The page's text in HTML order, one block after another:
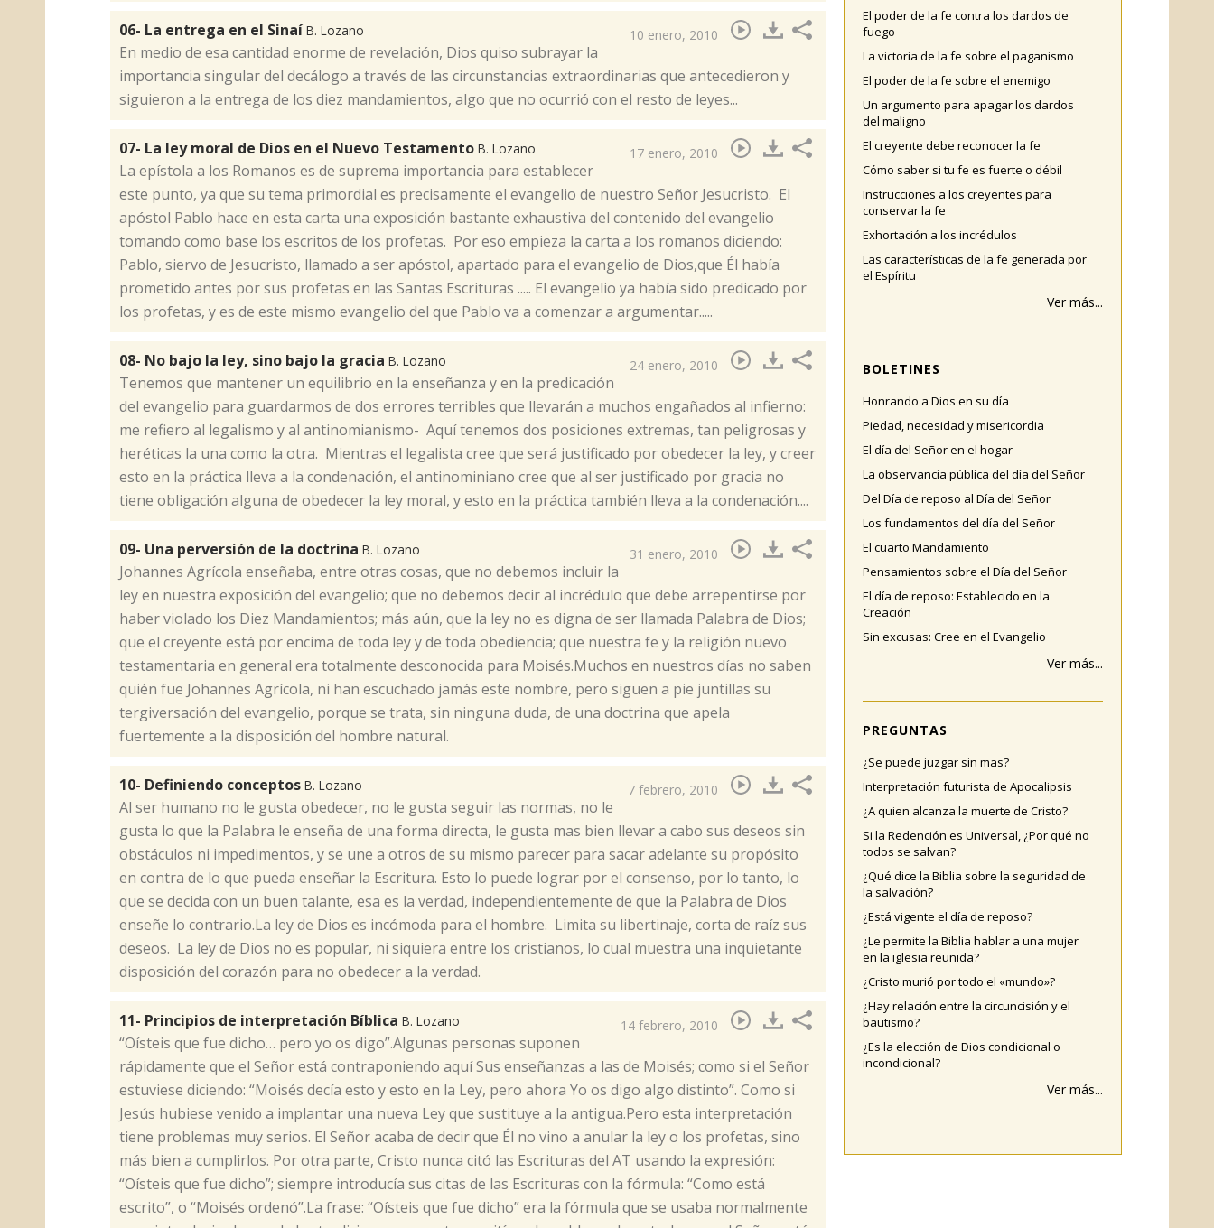
06- La entrega en el Sinaí B. Lozano 10 enero, 2010
​En medio de esa cantidad enorme de revelación, Dios quiso subrayar la
importancia singular del decálogo a través de las circunstancias extraordinarias que antecedieron y
siguieron a la entrega de los diez mandamientos, algo que no ocurrió con el resto de leyes...
07- La ley moral de Dios en el Nuevo Testamento B. Lozano 17 enero, 2010
​​La epístola a los Romanos es de suprema importancia para establecer
este punto, ya que su tema primordial es precisamente el evangelio de nuestro Señor Jesucristo. El
apóstol Pablo hace en esta carta una exposición bastante exhaustiva del contenido del evangelio
tomando como base los escritos de los profetas. Por eso empieza la carta a los romanos diciendo:
Pablo, siervo de Jesucristo, llamado a ser apóstol, apartado para el evangelio de Dios,que Él había
prometido antes por sus profetas en las Santas Escrituras ..... El evangelio ya había sido predicado por
los profetas, y es de este mismo evangelio del que Pablo va a comenzar a argumentar.....
08- No bajo la ley, sino bajo la gracia B. Lozano 24 enero, 2010
​Tenemos que mantener un equilibrio en la enseñanza y en la predicación
del evangelio para guardarmos de dos errores terribles que llevarán a muchos engañados al infierno:
me refiero al legalismo y al antinomianismo- Aquí tenemos dos posiciones extremas, tan peligrosas y
heréticas la una como la otra. Mientras el legalista cree que será justificado por obedecer la ley, y creer
esto en la práctica lleva a la condenación, el antinominiano cree que al ser justificado por gracia no
tiene obligación alguna de obedecer la ley moral, y esto en la práctica también lleva a la condenación....
09- Una perversión de la doctrina B. Lozano 31 enero, 2010
​Johannes Agrícola enseñaba, entre otras cosas, que no debemos incluir la
ley en nuestra exposición del evangelio; que no debemos decir al incrédulo que debe arrepentirse por
haber violado los Diez Mandamientos; más aún, que la ley no es digna de ser llamada Palabra de Dios;
que el creyente está por encima de toda ley y de toda obediencia; que nuestra fe y la religión nuevo
testamentaria en general era totalmente desconocida para Moisés.Muchos en nuestros días no saben
quién fue Johannes Agrícola, ni han escuchado jamás este nombre, pero siguen a pie juntillas su
tergiversación del evangelio, porque se trata, sin ninguna duda, de una doctrina que apela
fuertemente a la disposición del hombre natural.
10- Definiendo conceptos B. Lozano 7 febrero, 2010
Al ser humano no le gusta obedecer, no le gusta seguir las normas, no le
gusta lo que la Palabra le enseña de una forma directa, le gusta mas bien llevar a cabo sus deseos sin
obstáculos ni impedimentos, y se une a otros de su mismo parecer para sacar adelante su propósito
en contra de lo que pueda enseñar la Escritura. Esto lo puede lograr por el consenso, por lo tanto, lo
que se decida con un buen talante, esa es la verdad, independientemente de que la Palabra de Dios
enseñe lo contrario.La ley de Dios es incómoda para el hombre. Limita su libertinaje, corta de raíz sus
deseos. La ley de Dios no es popular, ni siquiera entre los cristianos, lo cual muestra una inquietante
disposición del corazón para no obedecer a la verdad.
11- Principios de interpretación Bíblica B. Lozano 14 febrero, 2010
​“Oísteis que fue dicho… pero yo os digo”.Algunas personas suponen
rápidamente que el Señor está contraponiendo aquí Sus enseñanzas a las de Moisés; como si el Señor
estuviese diciendo: “Moisés decía esto y esto en la Ley, pero ahora Yo os digo algo distinto”. Como si
Jesús hubiese venido a implantar una nueva Ley que sustituye a la antigua.Pero esta interpretación
tiene problemas muy serios. El Señor acaba de decir que Él no vino a anular la ley o los profetas, sino
más bien a cumplirlos. Por otra parte, Cristo nunca citó las Escrituras del AT usando la expresión:
“Oísteis que fue dicho”; siempre introducía sus citas de las Escrituras con la fórmula: “Como está
escrito”, o “Moisés ordenó”.La frase: “Oísteis que fue dicho” era la fórmula que se usaba normalmente
El poder de la fe contra los dardos de
fuego
La victoria de la fe sobre el paganismo
El poder de la fe sobre el enemigo
Un argumento para apagar los dardos
del maligno
El creyente debe reconocer la fe
Cómo saber si tu fe es fuerte o débil
Instrucciones a los creyentes para
conservar la fe
Exhortación a los incrédulos
Las características de la fe generada por
el Espíritu
Ver más...
BOLETINES
Honrando a Dios en su día
Piedad, necesidad y misericordia
El día del Señor en el hogar
La observancia pública del día del Señor
Del Día de reposo al Día del Señor
Los fundamentos del día del Señor
El cuarto Mandamiento
Pensamientos sobre el Día del Señor
El día de reposo: Establecido en la
Creación
Sin excusas: Cree en el Evangelio
Ver más...
PREGUNTAS
¿Se puede juzgar sin mas?
Interpretación futurista de Apocalipsis
¿A quien alcanza la muerte de Cristo?
Si la Redención es Universal, ¿Por qué no
todos se salvan?
¿Qué dice la Biblia sobre la seguridad de
la salvación?
¿Está vigente el día de reposo?
¿Le permite la Biblia hablar a una mujer
en la iglesia reunida?
¿Cristo murió por todo el «mundo»?
¿Hay relación entre la circuncisión y el
bautismo?
¿Es la elección de Dios condicional o
incondicional?
Ver más...